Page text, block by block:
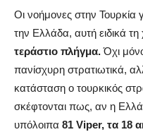
Οι νοήμονες στην Τουρκία
την Ελλάδα, αυτή ειδικά τη
τεράστιο πλήγμα.Όχι
πανίσχυρη στρατιωτικά,
κατάσταση ο τουρκικός
σκέφτονται πως, αν η
υπόλοιπα 81 Viper, τα 18